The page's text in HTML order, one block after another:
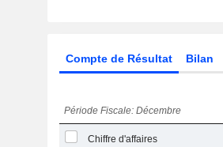
Compte de Résultat Bilan
Période Fiscale: Décembre
Chiffre d'affaires